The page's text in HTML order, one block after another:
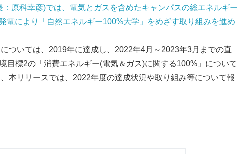
原科幸彦)では、電気とガスを含めたキャンパスの総エネルギー
電により「自然エネルギー100%大学」をめざす取り組みを進め
ついては、2019年に達成し、2022年4月～2023年3月までの直
目標2の「消費エネルギー(電気＆ガス)に関する100%」について
本リリースでは、2022年度の達成状況や取り組み等について報